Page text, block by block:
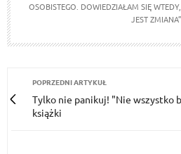
OSOBISTEGO. DOWIEDZIAŁAM SIĘ
JEST ZMIANA”.
POPRZEDNI ARTYKUŁ
Tylko nie panikuj! "Nie wszystko
książki